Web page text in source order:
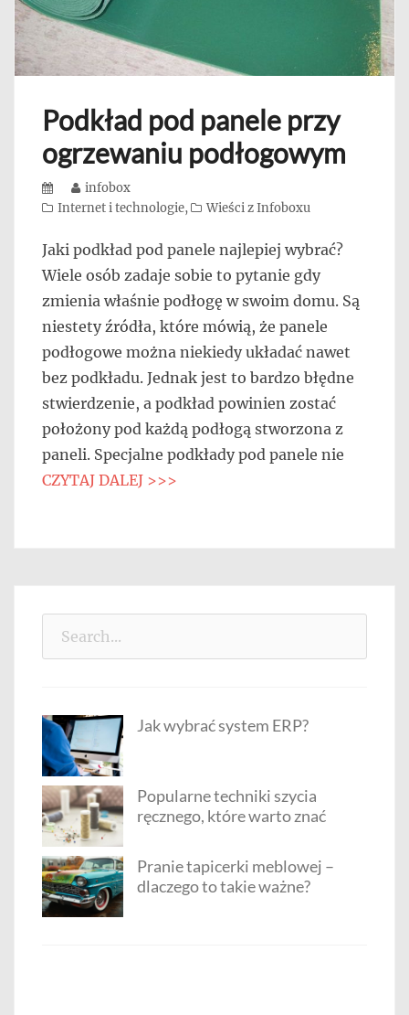
Podkład pod panele przy
ogrzewaniu podłogowym
Posted
on
Author
infobox
Categories
Internet i technologie, Wieści z Infoboxu
Jaki podkład pod panele najlepiej wybrać?
Wiele osób zadaje sobie to pytanie gdy
zmienia właśnie podłogę w swoim domu. Są
niestety źródła, które mówią, że panele
podłogowe można niekiedy układać nawet
bez podkładu. Jednak jest to bardzo błędne
stwierdzenie, a podkład powinien zostać
położony pod każdą podłogą stworzona z
paneli. Specjalne podkłady pod panele nie
CZYTAJ DALEJ >>>
Jak wybrać system ERP?
Popularne techniki szycia
ręcznego, które warto znać
Pranie tapicerki meblowej –
dlaczego to takie ważne?